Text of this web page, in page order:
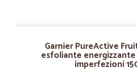
Garnier PureActive
esfoliante
imperfezioni